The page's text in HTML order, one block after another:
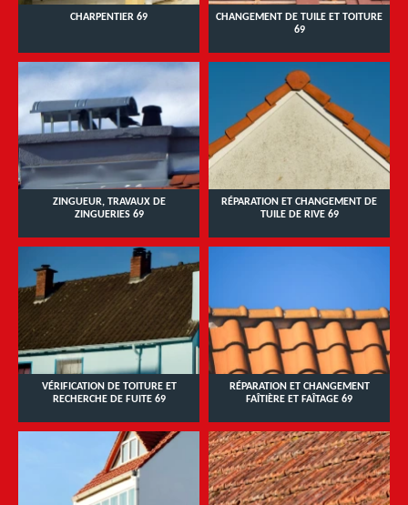
CHARPENTIER 69
CHANGEMENT DE TUILE ET TOITURE
69
ZINGUEUR, TRAVAUX DE
ZINGUERIES 69
RÉPARATION ET CHANGEMENT DE
TUILE DE RIVE 69
VÉRIFICATION DE TOITURE ET
RECHERCHE DE FUITE 69
RÉPARATION ET CHANGEMENT
FAÎTIÈRE ET FAÎTAGE 69